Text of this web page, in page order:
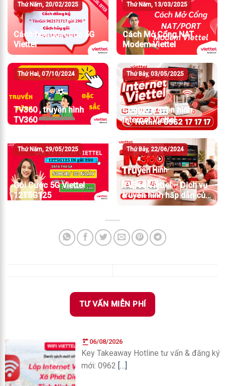
06/08/2026
Key Takeaway Hotline tư vấn & đăng ký
mới: 0962 […]
Thứ Năm, 20/02/2025
Cách hủy gói cước 5G
Viettel
Thứ Năm, 13/03/2025
Cách Mở Cổng NAT
Modem Viettel
Thứ Hai, 07/10/2024
TV360 , truyền hình
TV360
Thứ Bảy, 03/05/2025
Combo truyền hình
internet Viettel
Thứ Năm, 29/05/2025
Gói Cước 5G Viettel
12T5G125
Thứ Bảy, 22/06/2024
TV360 Viettel – Dịch vụ
truyền hình hấp dẫn của
TƯ VẤN MIỄN PHÍ